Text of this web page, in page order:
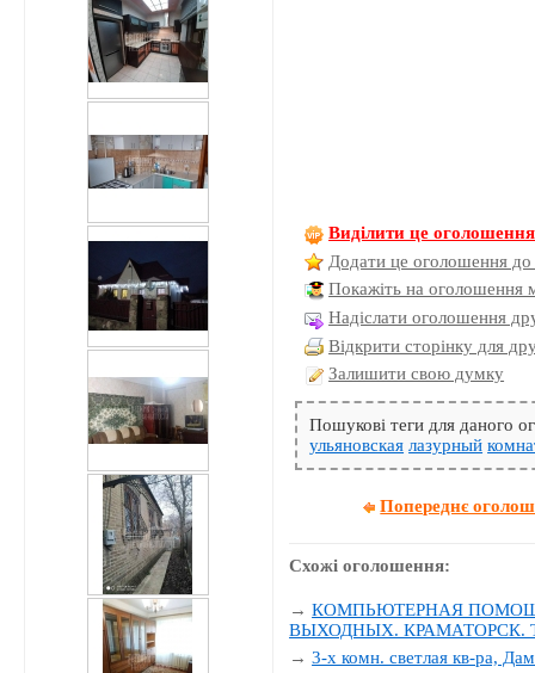
Виділити це оголошення
Додати це оголошення до
Покажіть на оголошення
Надіслати оголошення
Відкрити сторінку для
Залишити свою думку
Пошукові теги для даного
ульяновская лазурный
Попереднє
Схожі оголошення:
→КОМПЬЮТЕРНАЯ
ВЫХОДНЫХ. КРАМАТОРСК.
→3-х комн. светлая кв-ра,